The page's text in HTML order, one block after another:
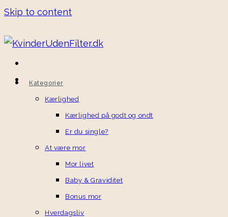
Skip to content
Kategorier
Kærlighed
Kærlighed på godt og ondt
Er du single?
At være mor
Mor livet
Baby & Graviditet
Bonus mor
Hverdagsliv